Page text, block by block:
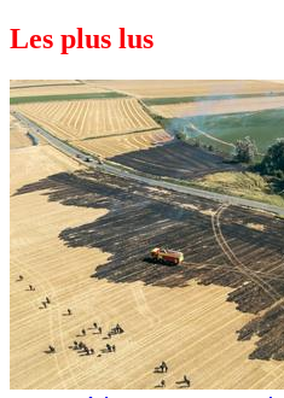
Les plus lus